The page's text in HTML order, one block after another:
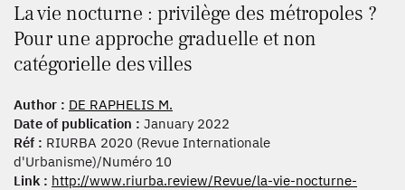
La vie nocturne : privilège des métropoles ?
Pour une approche graduelle et non
catégorielle des villes
Author : DE RAPHELIS M.
Date of publication : January 2022
Réf : RIURBA 2020 (Revue Internationale
d'Urbanisme)/Numéro 10
Link : http://www.riurba.review/Revue/la-vie-nocturne-